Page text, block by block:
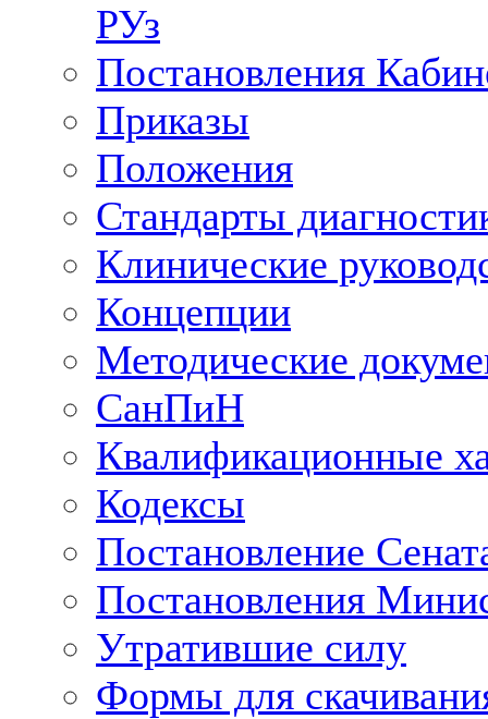
РУз
Постановления
Приказы
Положения
Стандарты
Клинические
Концепции
Методические
СанПиН
Квалификационные
Кодексы
Постановление
Постановления
Утратившие силу
Формы для